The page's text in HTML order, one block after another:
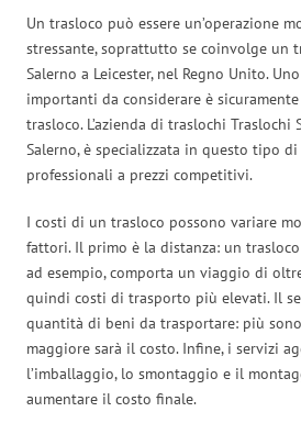
Un trasloco può essere un’operazione
stressante, soprattutto se coinvolge un
Salerno a Leicester, nel Regno Unito.
importanti da considerare è
trasloco. L’azienda di traslochi Traslochi
Salerno, è specializzata in questo tipo
professionali a prezzi competitivi.
I costi di un trasloco possono variare
fattori. Il primo è la distanza: un trasloco
ad esempio, comporta un viaggio di
quindi costi di trasporto più elevati. Il
quantità di beni da trasportare: più
maggiore sarà il costo. Infine, i servizi
l’imballaggio, lo smontaggio e il
aumentare il costo finale.